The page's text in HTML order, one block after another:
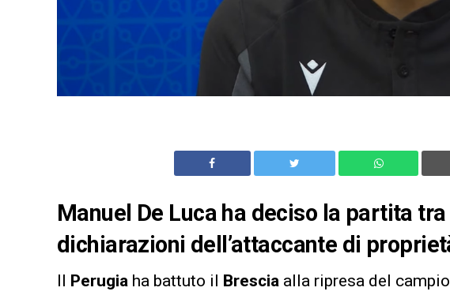
Manuel De Luca ha deciso la partita
dichiarazioni dell’attaccante di
Perugia ha battuto il Brescia alla ripresa del